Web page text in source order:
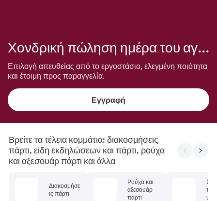
Χονδρική πώληση ημέρα του αγίου πατρικίου
Επιλογή απευθείας από το εργοστάσιο, ελεγμένη ποιότητα
και έτοιμη προς παραγγελία.
Εγγραφή
Βρείτε τα τέλεια κομμάτια: διακοσμήσεις
πάρτι, είδη εκδηλώσεων και πάρτι, ρούχα
και αξεσουάρ πάρτι και άλλα
Διακοσμήσε
ις πάρτι
Ρούχα και
αξεσουάρ
πάρτι